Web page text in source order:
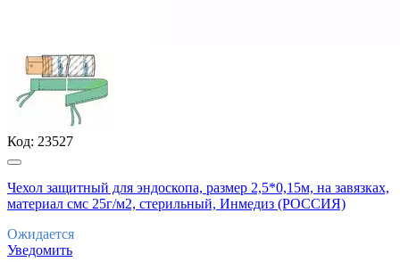
Код: 23527
Чехол защитный для эндоскопа, размер 2,5*0,15м, на завязках,
материал смс 25г/м2, стерильный, Инмедиз (РОССИЯ)
Ожидается
Уведомить